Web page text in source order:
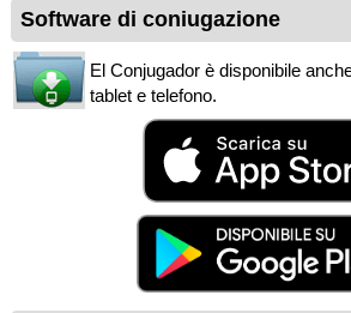
Software di coniugazione
El Conjugador è disponibile
tablet e telefono.